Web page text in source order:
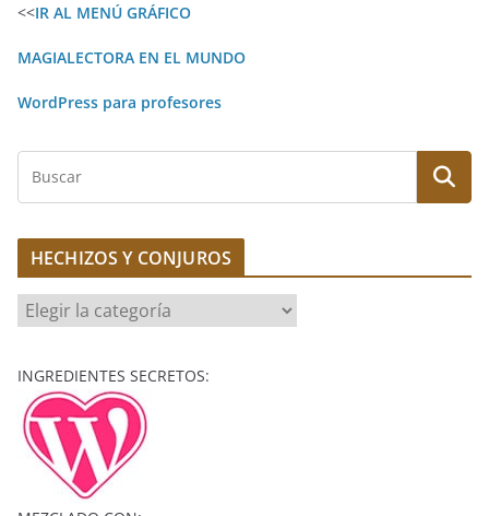
n
a
i
:
<<IR AL MENÚ GRÁFICO
MAGIALECTORA EN EL MUNDO
WordPress para profesores
c
r
HECHIZOS Y CONJUROS
H
E
H
Z
INGREDIENTES SECRETOS: